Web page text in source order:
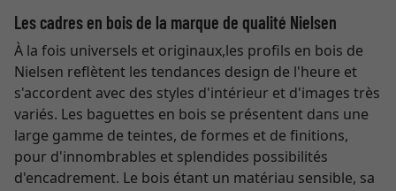
Les cadres en bois de la marque de qualité Nielsen
À la fois universels et originaux,les profils en bois de
Nielsen reflètent les tendances design de l'heure et
s'accordent avec des styles d'intérieur et d'images très
variés. Les baguettes en bois se présentent dans une
large gamme de teintes, de formes et de finitions,
pour d'innombrables et splendides possibilités
d'encadrement. Le bois étant un matériau sensible, sa